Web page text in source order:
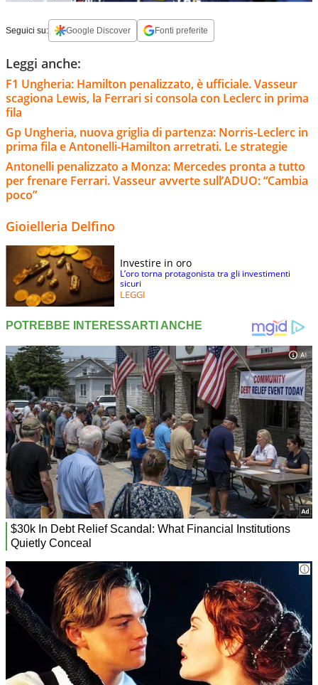
Seguici su: Google Discover Fonti preferite
Leggi anche:
F1 Ungheria: Hamilton penalizzato, è ufficiale. Vasseur
scagiona Lewis, la Ferrari si consola con Leclerc in prima
fila
Gp Ungheria, nuova griglia di partenza: Norris-Leclerc in
prima fila e Antonelli-Hamilton arretrati. Le strategie
Antonelli penalizzato a Monza: Mercedes pronta a tutto
per frenare Ferrari. Vasseur avverte sull’ADUO: “Cambia
poco”
Gioielleria Delfino
Investire in oro
L’oro torna protagonista tra gli investimenti
sicuri
LEGGI